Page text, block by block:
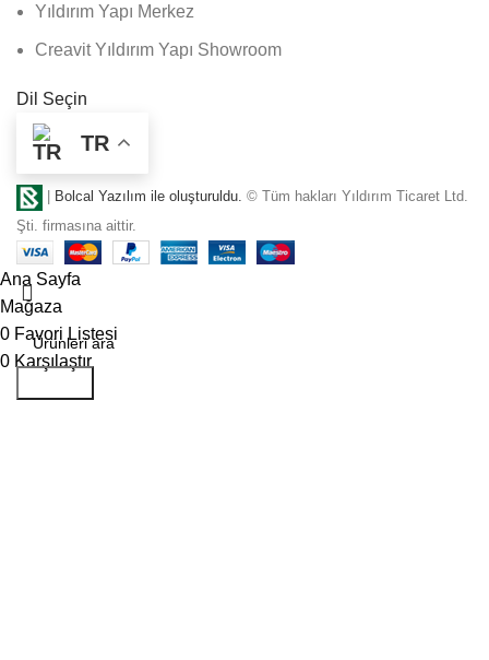
Yıldırım Yapı Merkez
Creavit Yıldırım Yapı Showroom
Dil Seçin
TR
Bolcal Yazılım ile oluşturuldu. © Tüm hakları Yıldırım Ticaret Ltd.
Şti. firmasına aittir.
Ana Sayfa
Mağaza
0 Favori Listesi
0 Karşılaştır